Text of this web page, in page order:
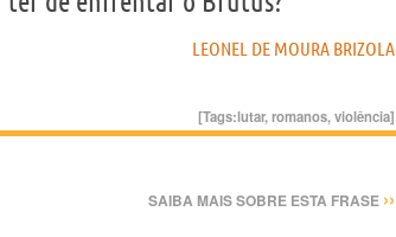
LEONEL DE MOURA BRIZOLA
[Tags:lutar,romanos,violência]
SAIBA MAIS SOBRE ESTA FRASE ››